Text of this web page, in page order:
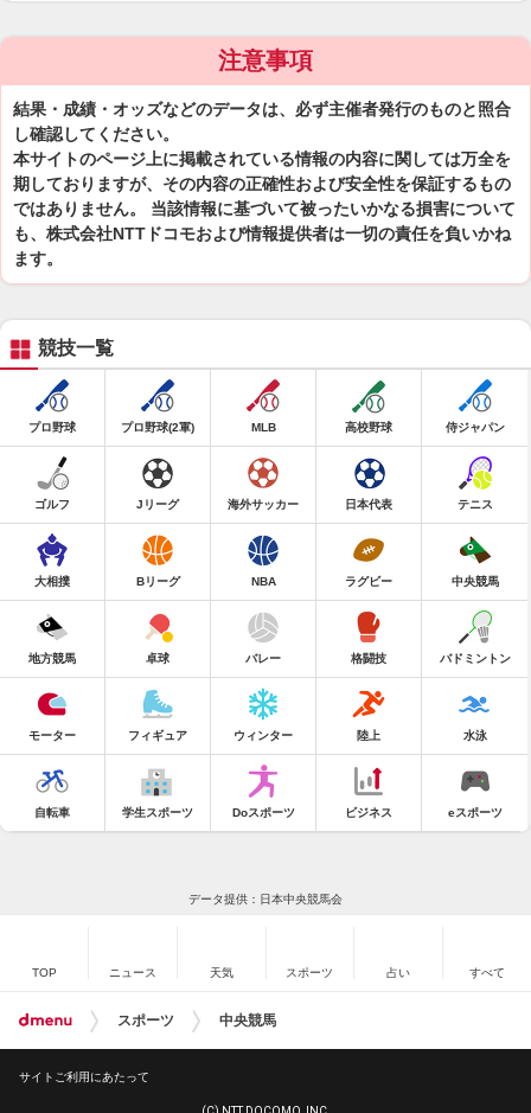
注意事項
結果・成績・オッズなどのデータは、必ず主催者発行のものと照合
し確認してください。
本サイトのページ上に掲載されている情報の内容に関しては万全を
期しておりますが、その内容の正確性および安全性を保証するもの
ではありません。 当該情報に基づいて被ったいかなる損害について
も、株式会社NTTドコモおよび情報提供者は一切の責任を負いかね
ます。
競技一覧
プロ野球 プロ野球(2軍) MLB 高校野球 侍ジャパン
ゴルフ Jリーグ 海外サッカー 日本代表 テニス
大相撲 Bリーグ NBA ラグビー 中央競馬
地方競馬 卓球 バレー 格闘技 バドミントン
モーター フィギュア ウィンター 陸上 水泳
自転車 学生スポーツ Doスポーツ ビジネス eスポーツ
データ提供：日本中央競馬会
TOP ニュース 天気 スポーツ 占い すべて
スポーツ 中央競馬
サイトご利用にあたって